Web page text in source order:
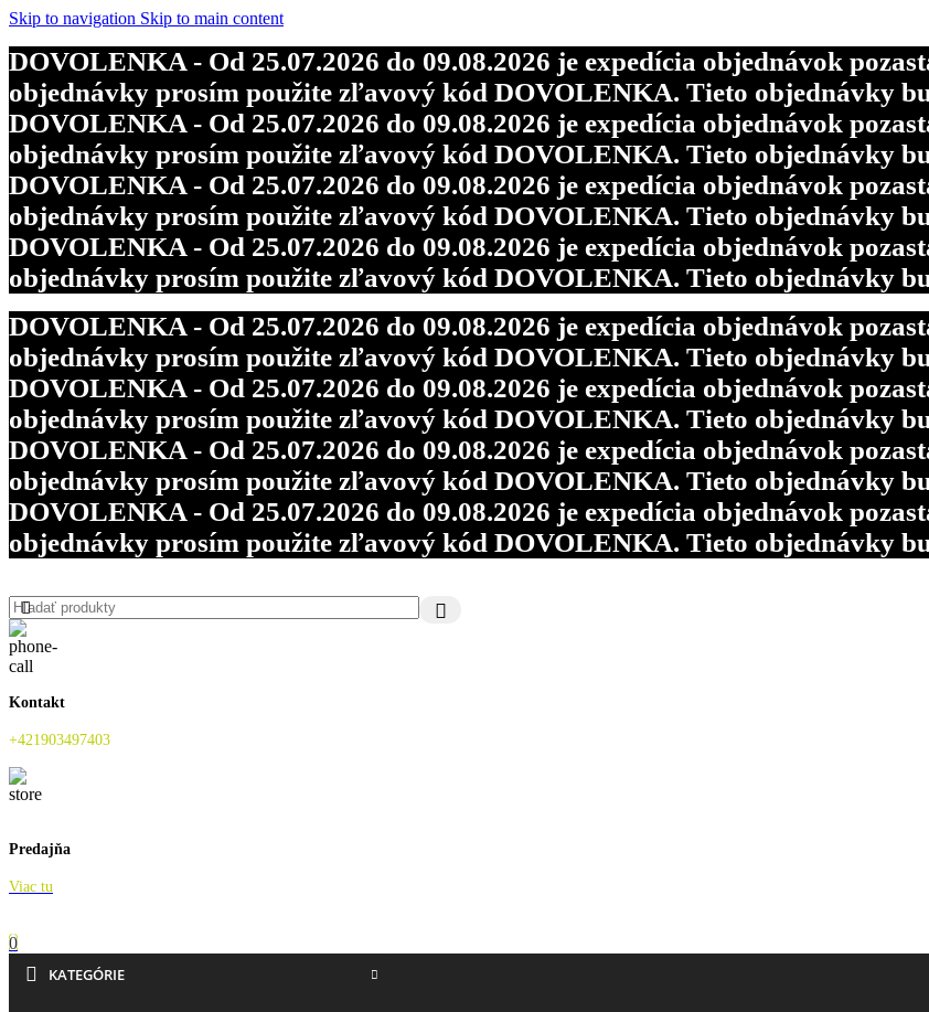
Skip to navigation Skip to main content
objednávky prosím použite zľavový kód DOVOLENKA. Tieto objednávky
DOVOLENKA - Od 25.07.2026 do 09.08.2026 je expedícia objednávok
objednávky prosím použite zľavový kód DOVOLENKA. Tieto objednávky
DOVOLENKA - Od 25.07.2026 do 09.08.2026 je expedícia objednávok
objednávky prosím použite zľavový kód DOVOLENKA. Tieto objednávky
DOVOLENKA - Od 25.07.2026 do 09.08.2026 je expedícia objednávok
objednávky prosím použite zľavový kód DOVOLENKA. Tieto objednávky
DOVOLENKA - Od 25.07.2026 do 09.08.2026 je expedícia objednávok
objednávky prosím použite zľavový kód DOVOLENKA. Tieto objednávky
DOVOLENKA - Od 25.07.2026 do 09.08.2026 je expedícia objednávok
objednávky prosím použite zľavový kód DOVOLENKA. Tieto objednávky
DOVOLENKA - Od 25.07.2026 do 09.08.2026 je expedícia objednávok
objednávky prosím použite zľavový kód DOVOLENKA. Tieto objednávky
DOVOLENKA - Od 25.07.2026 do 09.08.2026 je expedícia objednávok
objednávky prosím použite zľavový kód DOVOLENKA. Tieto objednávky
DOVOLENKA - Od 25.07.2026 do 09.08.2026 je expedícia objednávok
objednávky prosím použite zľavový kód DOVOLENKA. Tieto objednávky
DOVOLENKA - Od 25.07.2026 do 09.08.2026 je expedícia objednávok
objednávky prosím použite zľavový kód DOVOLENKA. Tieto objednávky
DOVOLENKA - Od 25.07.2026 do 09.08.2026 je expedícia objednávok
objednávky prosím použite zľavový kód DOVOLENKA. Tieto objednávky
Kontakt
+421903497403
Predajňa
Viac tu
0
KATEGÓRIE